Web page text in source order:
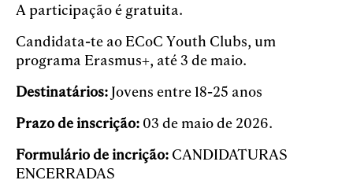
A participação é gratuita.
Candidata-te ao ECoC Youth Clubs, um
programa Erasmus+, até 3 de maio.
Destinatários: Jovens entre 18-25 anos
Prazo de inscrição: 03 de maio de 2026.
Formulário de incrição: CANDIDATURAS
ENCERRADAS